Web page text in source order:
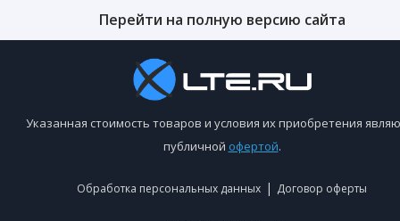
Перейти на полную версию сайта
Указанная стоимость товаров и условия их приобретения
публичной офертой.
Обработка персональных данных | Договор оферты